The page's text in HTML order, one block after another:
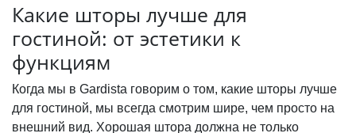
Какие шторы лучше для
гостиной: от эстетики к
функциям
Когда мы в Gardista говорим о том, какие шторы лучше
для гостиной, мы всегда смотрим шире, чем просто на
внешний вид. Хорошая штора должна не только